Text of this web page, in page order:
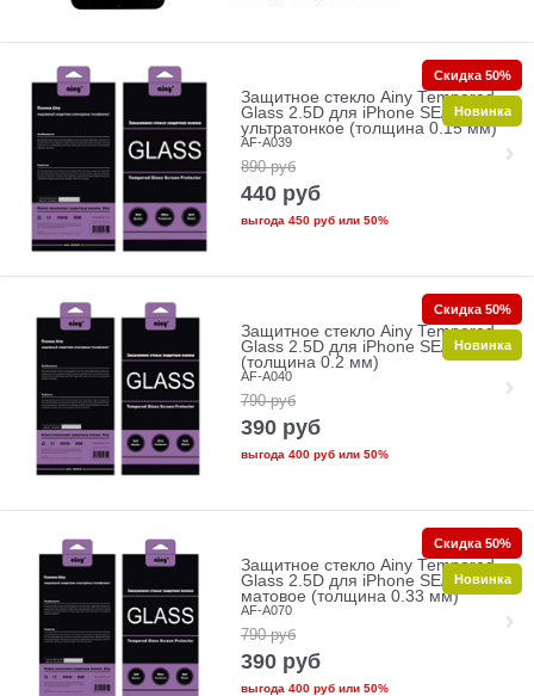
Защитное стекло Ainy Tempered
Glass 2.5D для iPhone SE/5/5c/5s
ультратонкое (толщина 0.15 мм)
AF-A039
890 руб
440 руб
выгода 450 рубили 50%
Скидка 50%
Новинка
Защитное стекло Ainy Tempered
Glass 2.5D для iPhone SE/5/5c/5s
(толщина 0.2 мм)
AF-A040
790 руб
390 руб
выгода 400 рубили 50%
Скидка 50%
Новинка
Защитное стекло Ainy Tempered
Glass 2.5D для iPhone SE/5/5c/5s
матовое (толщина 0.33 мм)
AF-A070
790 руб
390 руб
выгода 400 рубили 50%
Скидка 50%
Новинка